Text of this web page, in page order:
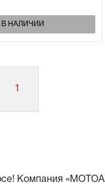
В НАЛИЧИИ
1
Компания